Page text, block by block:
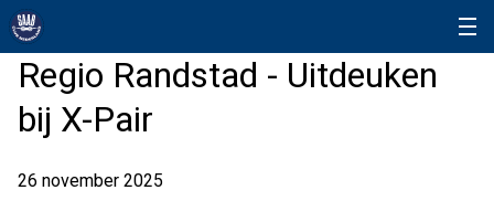
Regio Randstad - Uitdeuken
bij X-Pair
26 november 2025